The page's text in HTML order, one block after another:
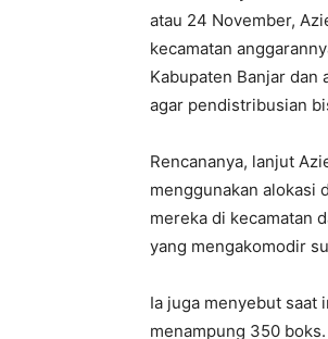
atau 24 November,
kecamatan
Kabupaten Banjar dan
agar pendistribusian
Rencananya, lanjut
menggunakan alokasi
mereka di kecamatan
yang mengakomodir
Ia juga menyebut saat
menampung 350